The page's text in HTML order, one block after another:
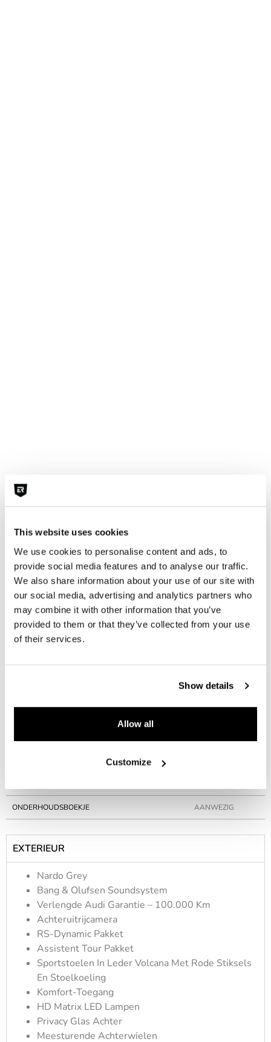
This website uses cookies
We use cookies to personalise content and ads, to
provide social media features and to analyse our traffic.
We also share information about your use of our site with
our social media, advertising and analytics partners who
may combine it with other information that you’ve
provided to them or that they’ve collected from your use
of their services.
Show details
Allow all
Customize
EERSTE TOELATING 01-2022
BRANDSTOF BENZINE
VERMOGEN 600 PK
GEWICHT
ACCELERATIE (0-100)
TRANSMISSIE AUTOMATISCH
280 KM/H
FABRIEKSGARANTIE
ONDERHOUDSBOEKJE AANWEZIG
EXTERIEUR
Nardo Grey
Bang & Olufsen Soundsystem
Verlengde Audi Garantie – 100.000 Km
Achteruitrijcamera
RS-Dynamic Pakket
Assistent Tour Pakket
Sportstoelen In Leder Volcana Met Rode Stiksels
En Stoelkoeling
Komfort-Toegang
HD Matrix LED Lampen
Privacy Glas Achter
Meesturende Achterwielen